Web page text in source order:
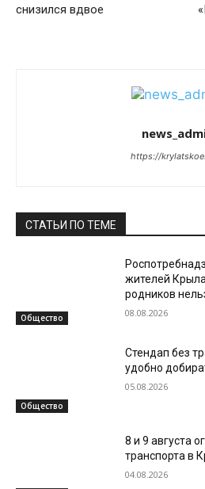
снизился вдвое
https://
СТАТЬИ ПО ТЕМЕ
Общество
жителей
родников
08.08.2026
Общество
Стендап без
удобно
05.08.2026
8 и 9 августа
транспорта в
04.08.2026